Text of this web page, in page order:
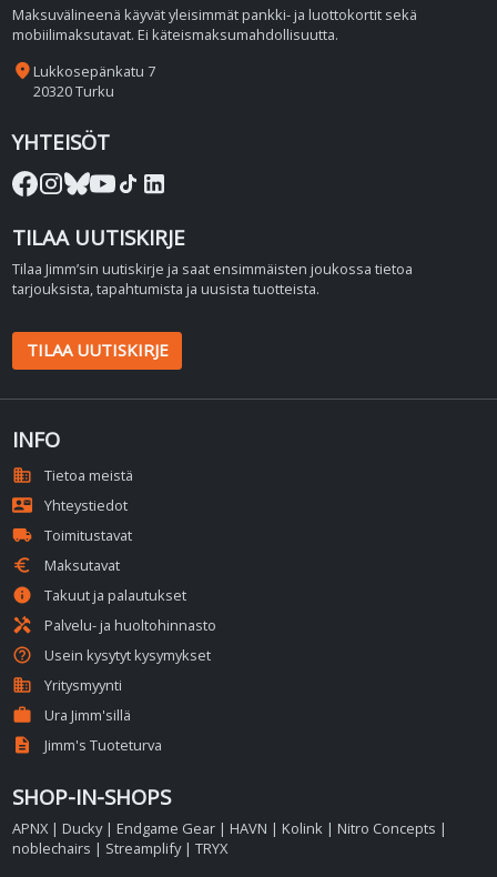
Maksuvälineenä käyvät yleisimmät pankki- ja luottokortit sekä
mobiilimaksutavat. Ei käteismaksumahdollisuutta.
place Lukkosepänkatu 7
20320 Turku
YHTEISÖT
TILAA UUTISKIRJE
Tilaa Jimm’sin uutiskirje ja saat ensimmäisten joukossa tietoa
tarjouksista, tapahtumista ja uusista tuotteista.
TILAA UUTISKIRJE
INFO
domain
Tietoa meistä
contact_mail
Yhteystiedot
local_shipping
Toimitustavat
euro
Maksutavat
info
Takuut ja palautukset
handyman
Palvelu- ja huoltohinnasto
help_outline
Usein kysytyt kysymykset
business
Yritysmyynti
work
Ura Jimm'sillä
description
Jimm's Tuoteturva
SHOP-IN-SHOPS
APNX | Ducky| Endgame Gear | HAVN | Kolink | Nitro Concepts |
noblechairs | Streamplify|TRYX